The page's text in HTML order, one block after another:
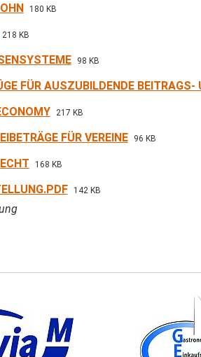
180 KB
218 KB
98 KB
FÜR AUSZUBILDENDE BEITRAGS-
217 KB
FÜR VEREINE 96 KB
168 KB
142 KB